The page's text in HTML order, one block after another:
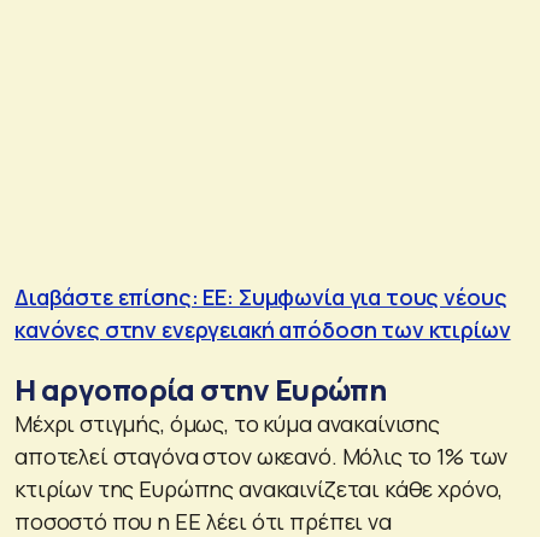
Διαβάστε επίσης: ΕΕ: Συμφωνία για τους νέους
κανόνες στην ενεργειακή απόδοση των κτιρίων
Η αργοπορία στην Ευρώπη
Μέχρι στιγμής, όμως, το κύμα ανακαίνισης
αποτελεί σταγόνα στον ωκεανό. Μόλις το 1% των
κτιρίων της Ευρώπης ανακαινίζεται κάθε χρόνο,
ποσοστό που η ΕΕ λέει ότι πρέπει να